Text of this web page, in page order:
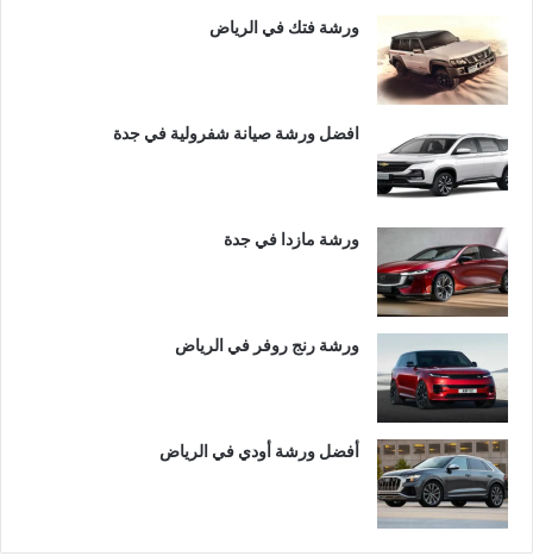
ورشة فتك في الرياض
افضل ورشة صيانة شفرولية في جدة
ورشة مازدا في جدة
ورشة رنج روفر في الرياض
أفضل ورشة أودي في الرياض